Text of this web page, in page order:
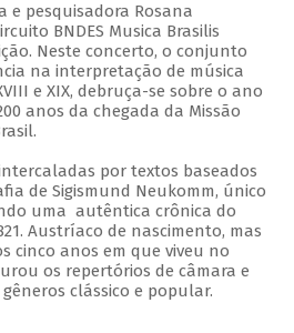
e pesquisadora Rosana
BNDES Musica Brasilis
Neste concerto, o conjunto
na interpretação de música
e XIX, debruça-se sobre o ano
anos da chegada da Missão
por textos baseados
de Sigismund Neukomm, único
uma autêntica crônica do
Austríaco de nascimento, mas
cinco anos em que viveu no
os repertórios de câmara e
clássico e popular.